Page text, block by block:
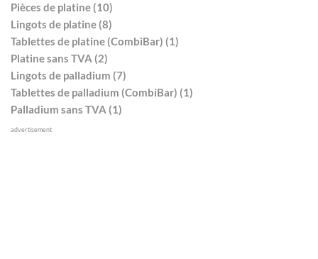
Pièces de platine (10)
Lingots de platine (8)
Tablettes de platine (CombiBar) (1)
Platine sans TVA (2)
Lingots de palladium (7)
Tablettes de palladium (CombiBar) (1)
Palladium sans TVA (1)
advertisement